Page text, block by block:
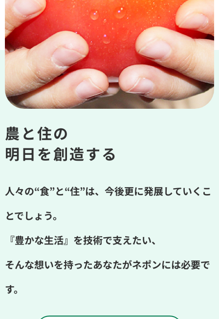
農と住の
明日を創造する
人々の“食”と“住”は、今後更に発展していくこ
とでしょう。
『豊かな生活』を技術で支えたい、
そんな想いを持ったあなたがネポンには必要で
す。